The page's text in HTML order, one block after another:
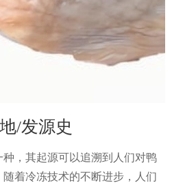
/发源史
，其起源可以追溯到人们对鸭
着冷冻技术的不断进步，人们